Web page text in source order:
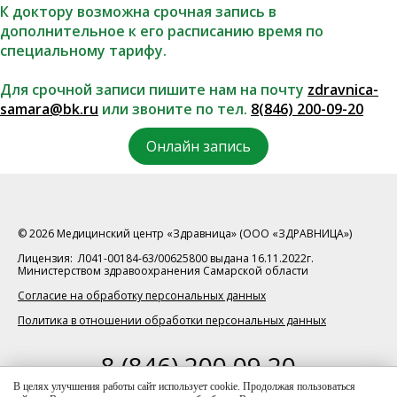
К доктору возможна срочная запись в
дополнительное к его расписанию время по
специальному тарифу.
Для срочной записи пишите нам на почту zdravnica-
samara@bk.ru или звоните по тел. 8(846) 200-09-20
Онлайн запись
© 2026 Медицинский центр «Здравница» (ООО «ЗДРАВНИЦА»)
Лицензия: Л041-00184-63/00625800 выдана 16.11.2022г.
Министерством здравоохранения Самарской области
Согласие на обработку персональных данных
Политика в отношении обработки персональных данных
8 (846) 200 09 20
телефон для справок
В целях улучшения работы сайт использует cookie. Продолжая пользоваться